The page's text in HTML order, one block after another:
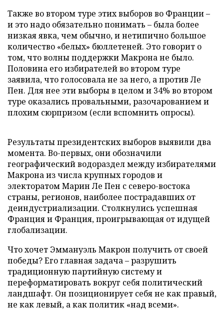
Также во втором туре этих выборов во Франции –
и это надо обязательно понимать – была более
низкая явка, чем обычно, и нетипично большое
количество «белых» бюллетеней. Это говорит о
том, что волны поддержки Макрона не было.
Половина его избирателей во втором туре
заявила, что голосовала не за него, а против Ле
Пен. Для нее эти выборы в целом и 34% во втором
туре оказались провальными, разочарованием и
плохим сюрпризом (если вспомнить опросы).
Результаты президентских выборов выявили два
момента. Во-первых, они обозначили
географический водораздел между избирателями
Макрона из числа крупных городов и
электоратом Марин Ле Пен с северо-востока
страны, регионов, наиболее пострадавших от
деиндустриализации. Столкнулись успешная
Франция и Франция, проигрывающая от идущей
глобализации.
Что хочет Эммануэль Макрон получить от своей
победы? Его главная задача – разрушить
традиционную партийную систему и
переформатировать вокруг себя политический
ландшафт. Он позиционирует себя не как правый,
не как левый, а как политик «над всеми».